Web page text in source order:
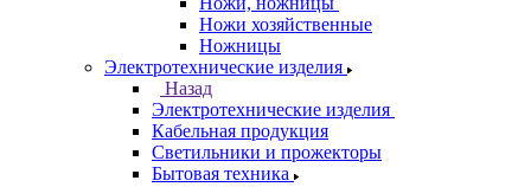
Ножи хозяйственные
Ножницы
Электротехнические изделия
Назад
Электротехнические изделия
Кабельная продукция
Светильники и прожекторы
Бытовая техника